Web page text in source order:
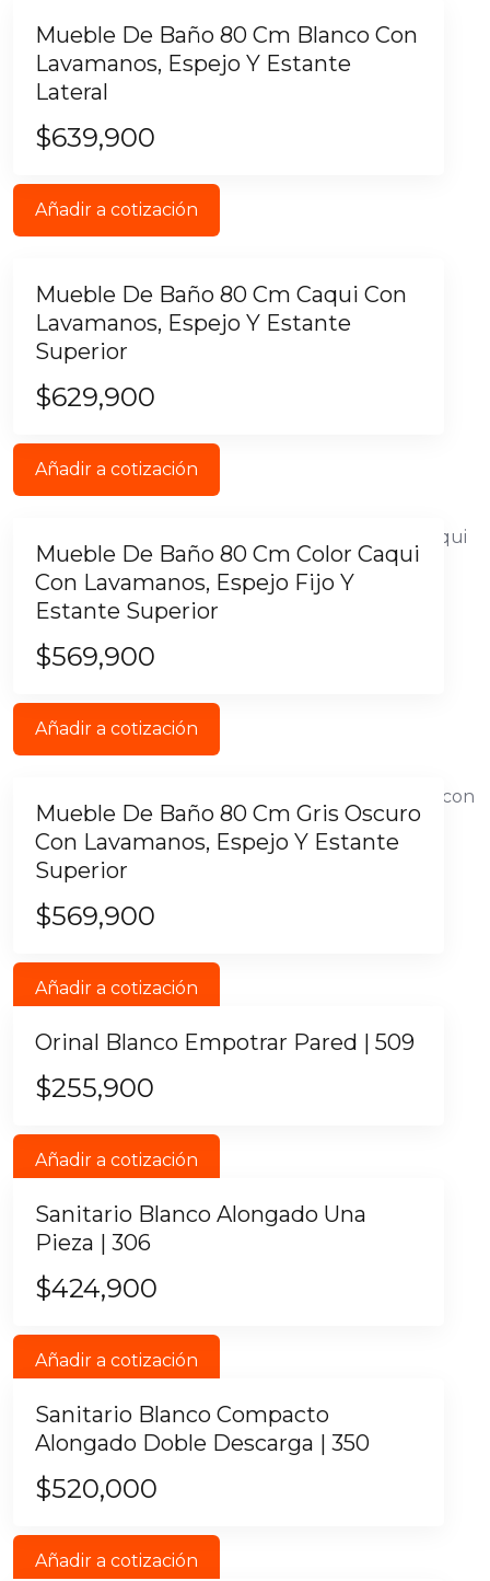
Mueble De Baño 80 Cm Blanco Con
Lavamanos, Espejo Y Estante
Lateral
$639,900
Añadir a cotización
Mueble De Baño 80 Cm Caqui Con
Lavamanos, Espejo Y Estante
Superior
$629,900
Añadir a cotización
Mueble De Baño 80 Cm Color Caqui
Con Lavamanos, Espejo Fijo Y
Estante Superior
$569,900
Añadir a cotización
Mueble De Baño 80 Cm Gris Oscuro
Con Lavamanos, Espejo Y Estante
Superior
$569,900
Añadir a cotización
Orinal Blanco Empotrar Pared | 509
$255,900
Añadir a cotización
Sanitario Blanco Alongado Una
Pieza | 306
$424,900
Añadir a cotización
Sanitario Blanco Compacto
Alongado Doble Descarga | 350
$520,000
Añadir a cotización